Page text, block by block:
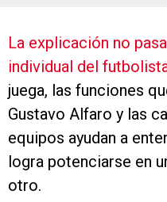
La explicación no
individual del
juega, las funciones
Gustavo Alfaro y las
equipos ayudan a
logra potenciarse en
otro.